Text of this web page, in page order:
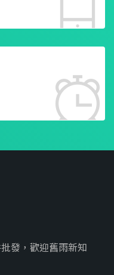
發，歡迎舊雨新知